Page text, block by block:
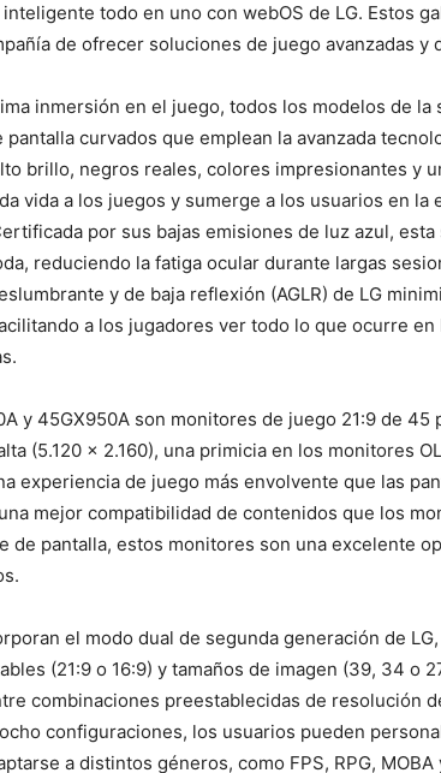
todo en uno con webOS de LG. Estos
de ofrecer soluciones de juego avanzadas y
inmersión en el juego, todos los modelos de la
curvados que emplean la avanzada
brillo, negros reales, colores impresionantes y
vida a los juegos y sumerge a los usuarios en la
por sus bajas emisiones de luz azul,
reduciendo la fatiga ocular durante largas
y de baja reflexión (AGLR) de LG
a los jugadores ver todo lo que ocurre en
y 45GX950A son monitores de juego 21:9 de 45
(5.120 x 2.160), una primicia en los monitores
experiencia de juego más envolvente que las
mejor compatibilidad de contenidos que los
de pantalla, estos monitores son una excelente
el modo dual de segunda generación de
(21:9 o 16:9) y tamaños de imagen (39, 34 o
combinaciones preestablecidas de resolución
configuraciones, los usuarios pueden
a distintos géneros, como FPS, RPG,